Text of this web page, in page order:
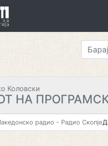
Коловски
НА
радио - Радио Скопје